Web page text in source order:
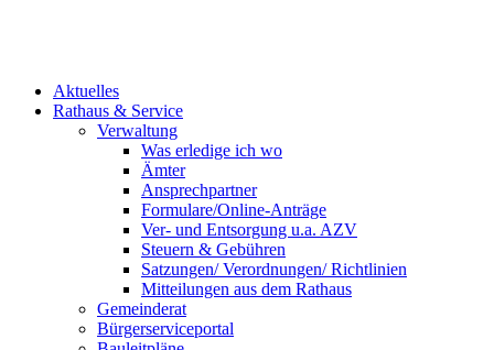
Aktuelles
Rathaus & Service
Verwaltung
Was erledige ich wo
Ämter
Ansprechpartner
Formulare/Online-Anträge
Ver- und Entsorgung u.a. AZV
Steuern & Gebühren
Satzungen/ Verordnungen/ Richtlinien
Mitteilungen aus dem Rathaus
Gemeinderat
Bürgerserviceportal